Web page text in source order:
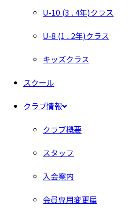
U-10 (3 . 4年)クラス
U-8 (1 . 2年)クラス
キッズクラス
スクール
クラブ情報
クラブ概要
スタッフ
入会案内
会員専用変更届